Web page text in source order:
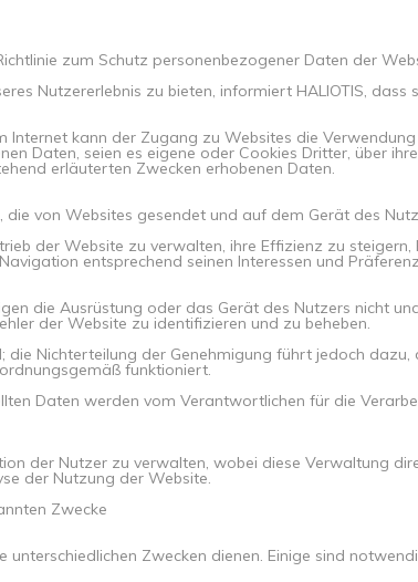
zum Schutz personenbezogener Daten der
Nutzererlebnis zu bieten, informiert HALIOTIS,
kann der Zugang zu Websites die
Daten, seien es eigene oder Cookies Dritter, über
erläuterten Zwecken erhobenen Daten.
von Websites gesendet und auf dem Gerät des
der Website zu verwalten, ihre Effizienz zu
entsprechend seinen Interessen und
die Ausrüstung oder das Gerät des Nutzers nicht
der Website zu identifizieren und zu beheben.
Nichterteilung der Genehmigung führt jedoch
funktioniert.
Daten werden vom Verantwortlichen für die
der Nutzer zu verwalten, wobei diese Verwaltung
der Nutzung der Website.
Zwecke
Zwecken dienen. Einige sind